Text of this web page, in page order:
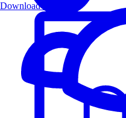
Download PDF